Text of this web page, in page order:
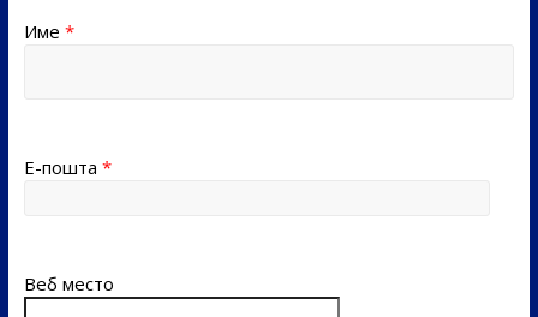
Име *
Е-пошта *
Веб место